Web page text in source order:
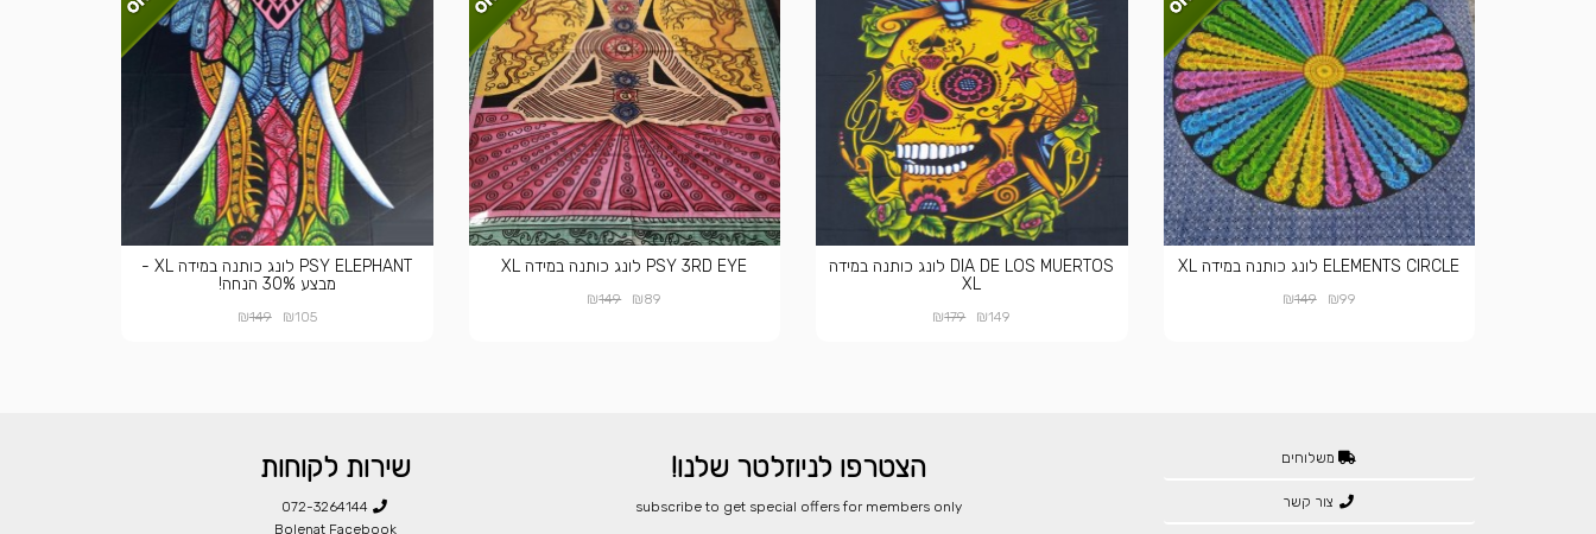
ELEMENTS CIRCLE לונג כותנה במידה XL
₪99
₪149
DIA DE LOS MUERTOS לונג כותנה במידה
XL
₪149
₪179
PSY 3RD EYE לונג כותנה במידה XL
₪89
₪149
PSY ELEPHANT לונג כותנה במידה XL -
מבצע 30% הנחה!
₪105
₪149
משלוחים
צור קשר
הצטרפו לניוזלטר שלנו!
​subscribe to get special offers for members only
שירות לקוחות
072-3264144
Bolenat Facebook